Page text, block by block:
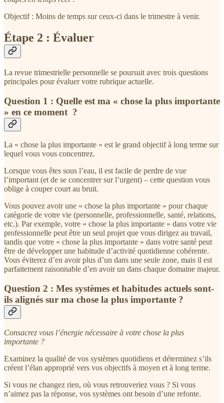
Objectif : Moins de temps sur ceux-ci dans le trimestre à venir.
Étape 2 : Évaluer
La revue trimestrielle personnelle se poursuit avec trois questions
principales pour évaluer votre rubrique actuelle.
Question 1 : Quelle est ma « chose la plus importante
» en ce moment ?
La « chose la plus importante » est le grand objectif à long terme sur
lequel vous vous concentrez.
Lorsque vous êtes sous l’eau, il est facile de perdre de vue
l’important (et de se concentrer sur l’urgent) – cette question vous
oblige à couper court au bruit.
Vous pouvez avoir une « chose la plus importante » pour chaque
catégorie de votre vie (personnelle, professionnelle, santé, relations,
etc.). Par exemple, votre « chose la plus importante » dans votre vie
professionnelle peut être un seul projet que vous dirigez au travail,
tandis que votre « chose la plus importante » dans votre santé peut
être de développer une habitude d’activité quotidienne cohérente.
Vous éviterez d’en avoir plus d’un dans une seule zone, mais il est
parfaitement raisonnable d’en avoir un dans chaque domaine majeur.
Question 2 : Mes systèmes et habitudes actuels sont-
ils alignés sur ma chose la plus importante ?
Consacrez vous l’énergie nécessaire à votre chose la plus
importante ?
Examinez la qualité de vos systèmes quotidiens et déterminez s’ils
créent l’élan approprié vers vos objectifs à moyen et à long terme.
Si vous ne changez rien, où vous retrouveriez vous ? Si vous
n’aimez pas la réponse, vos systèmes ont besoin d’une refonte.